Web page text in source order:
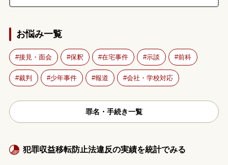
お悩み一覧
接見・面会 保釈 在宅事件 示談 前科
裁判 少年事件 報道 会社・学校対応
罪名・手続き一覧
犯罪収益移転防止法違反の実績を統計でみる